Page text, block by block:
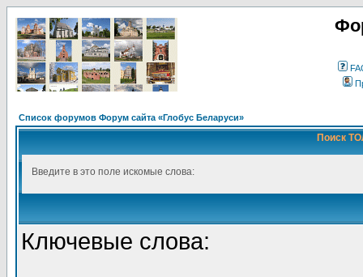
Список форумов Форум сайта «Глобус Беларуси»
Поиск
Введите в это поле искомые слова:
Ключевые слова: